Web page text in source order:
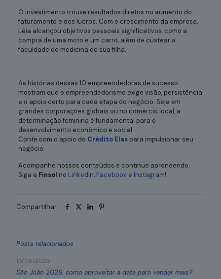
O investimento trouxe resultados diretos no aumento do
faturamento e dos lucros. Com o crescimento da empresa,
Léia alcançou objetivos pessoais significativos, como a
compra de uma moto e um carro, além de custear a
faculdade de medicina de sua filha.
As histórias dessas 10 empreendedoras de sucesso
mostram que o empreendedorismo exige visão, persistência
e o apoio certo para cada etapa do negócio. Seja em
grandes corporações globais ou no comércio local, a
determinação feminina é fundamental para o
desenvolvimento econômico e social.
Conte com o apoio do Crédito Elaspara impulsionar seu
negócio.
Acompanhe nossos conteúdos e continue aprendendo.
Siga a Finsol no LinkedIn, Facebook e Instagram!
Compartilhar
Posts relacionados
19/06/2026
São João 2026: como aproveitar a data para vender mais?